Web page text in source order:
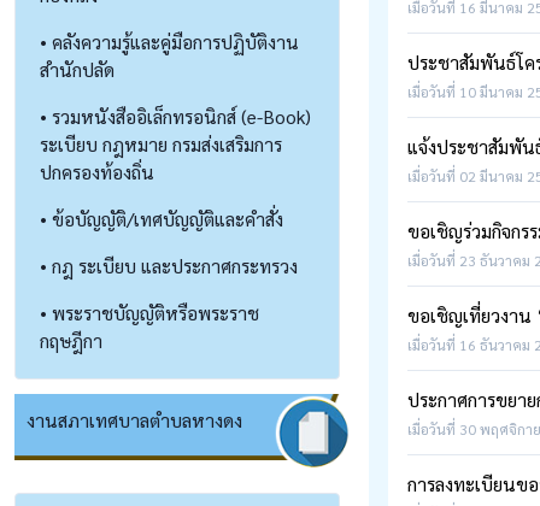
• คลังความรู้และคู่มือการปฏิบัติงาน
สำนักปลัด
• รวมหนังสืออิเล็กทรอนิกส์ (e-Book)
ระเบียบ กฎหมาย กรมส่งเสริมการ
ปกครองท้องถิ่น
• ข้อบัญญัติ/เทศบัญญัติและคำสั่ง
• กฎ ระเบียบ และประกาศกระทรวง
• พระราชบัญญัติหรือพระราช
กฤษฎีกา
งานสภาเทศบาลตำบลหางดง
เมื่อวันที่ 16 มีนาคม
ประชาสัมพันธ์โ
เมื่อวันที่ 10 มีนาคม
แจ้งประชาสัมพั
เมื่อวันที่ 02 มีนาคม
ขอเชิญร่วมกิจก
เมื่อวันที่ 23 ธันวาคม
ขอเชิญเที่ยวงา
เมื่อวันที่ 16 ธันวาคม
ประกาศการขยา
เมื่อวันที่ 30 พฤศจิกา
การลงทะเบียนข